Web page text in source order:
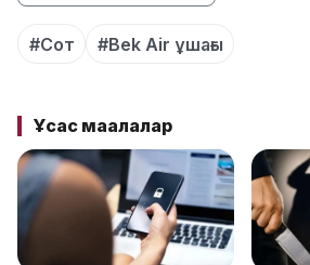
#Сот #Bek Air ұшағы
Ұқсас мақалалар